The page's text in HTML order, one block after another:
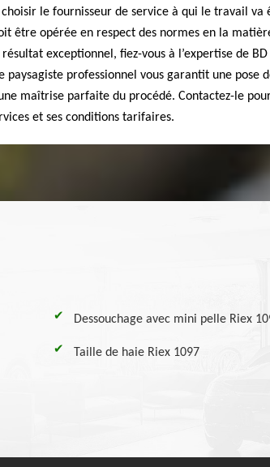
le fournisseur de service à qui le travail va
être opérée en respect des normes en la
exceptionnel, fiez-vous à l’expertise de BD
paysagiste professionnel vous garantit une pose
maîtrise parfaite du procédé. Contactez-le
et ses conditions tarifaires.
Dessouchage avec mini pelle Riex
Taille de haie Riex 1097